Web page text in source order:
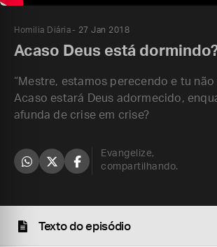
Homilia Diária 27 Jan 2018
Acaso Deus está
“Mestre, estamos perecendo e tu não
Acaso estará Deus adormecido,
afunda de crise em crise?
Evangelize,
compartilhando.
Texto do episódio